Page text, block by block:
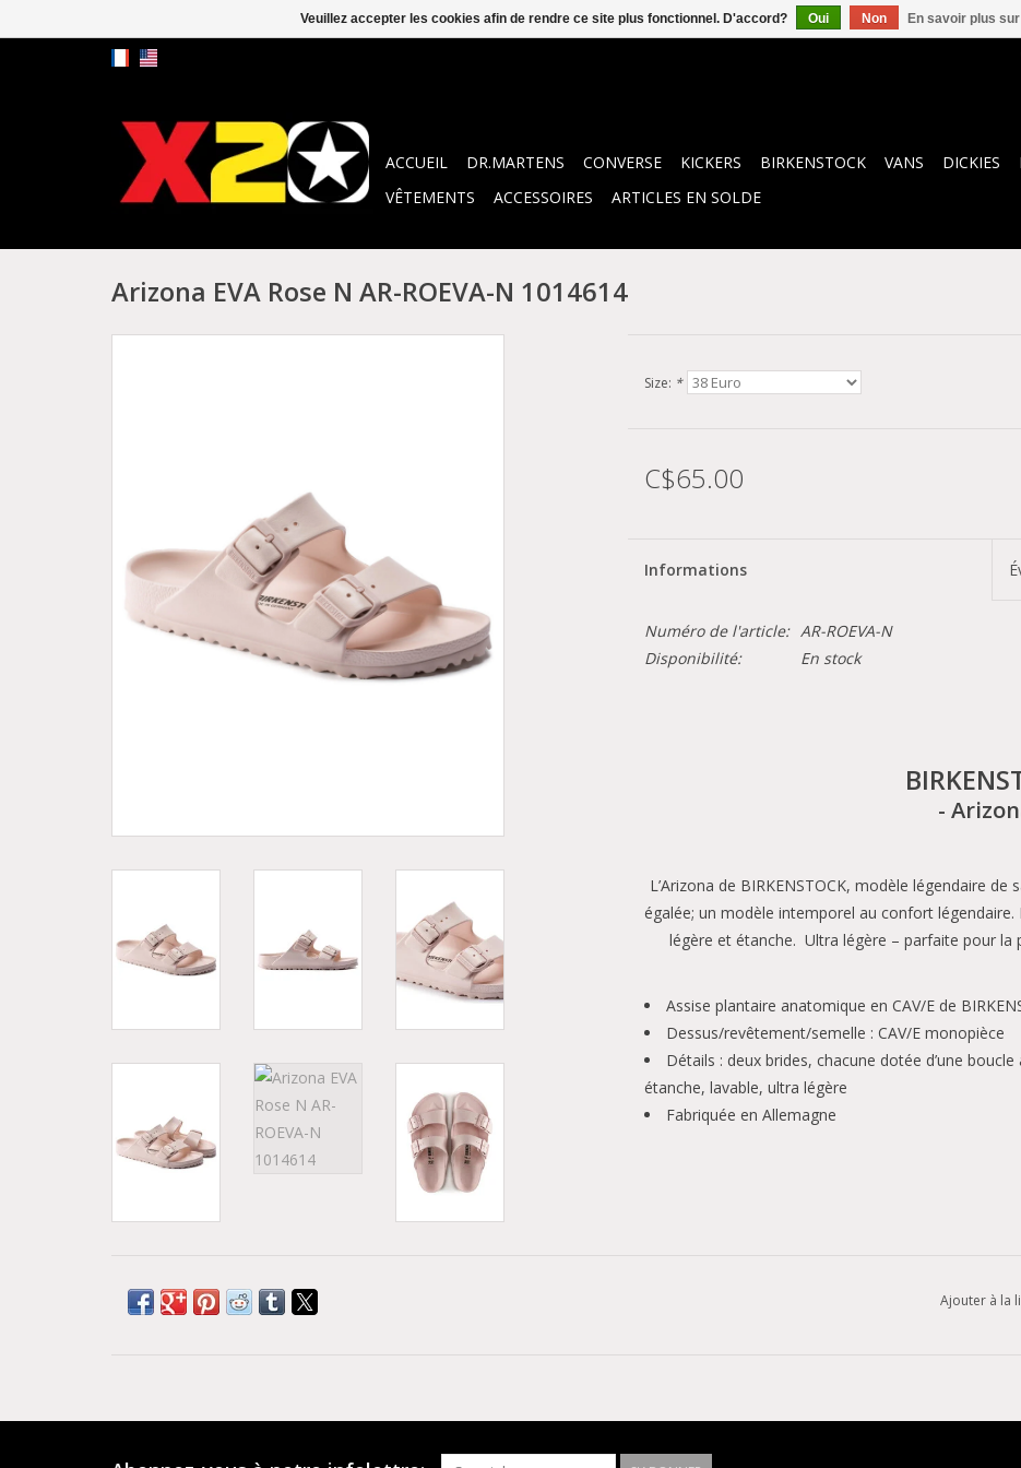
ACCUEIL DR.MARTENS CONVERSE KICKERS BIRKENSTOCK VANS DICKIES
VÊTEMENTS
ACCESSOIRES ARTICLES EN SOLDE
Arizona EVA Rose N AR-ROEVA-N 1014614
Size: *
C$65.00
Informations
Numéro de l'article: AR-ROEVA-N
Disponibilité:
En stock
-
L’Arizona de BIRKENSTOCK, modèle légendaire
égalée; un modèle intemporel au confort
légère et étanche. Ultra légère – parfaite pour la
Assise plantaire anatomique en CAV/E de
Dessus/revêtement/semelle : CAV/E monopièce
Détails : deux brides, chacune dotée d’une
étanche, lavable, ultra légère
Fabriquée en Allemagne
Ajouter à la
Veuillez accepter les cookies afin de rendre ce site plus fonctionnel. D'accord? Oui Non En savoir plus